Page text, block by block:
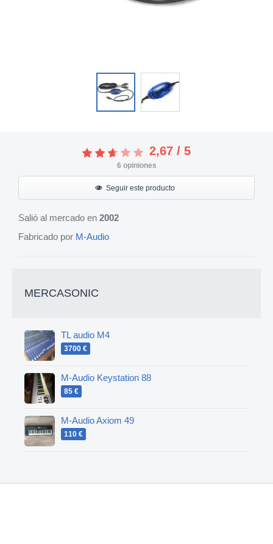
2,67 / 5
6 opiniones
Seguir este producto
Salió al mercado en 2002
Fabricado por M-Audio
MERCASONIC
TL audio M4
3700 €
M-Audio Keystation 88
85 €
M-Audio Axiom 49
110 €